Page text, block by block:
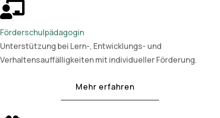
Förderschulpädagogin
Unterstützung bei Lern-, Entwicklungs- und
Verhaltensauffälligkeiten mit individueller Förderung.
Mehr erfahren